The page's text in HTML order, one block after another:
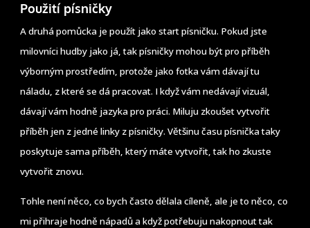
Použití písničky
A druhá pomůcka je použít jako start písničku. Pokud jste
milovníci hudby jako já, tak písničky mohou být pro příběh
výborným prostředím, protože jako fotka vám dávají tu
náladu, z které se dá pracovat. I když vám nedávají vizuál,
dávají vám hodně jazyka pro práci. Miluju zkoušet vytvořit
příběh jen z jedné linky z písničky. Většinu času písnička taky
poskytuje sama příběh, který máte vytvořit, tak ho zkuste
vytvořit znovu.
Tohle není něco, co bych často dělala cíleně, ale je to něco, co
mi přihraje hodně nápadů a když potřebuju nakopnout tak